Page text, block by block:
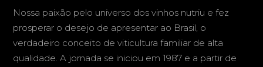
Nossa paixão pelo universo dos vinhos nutriu e fez
prosperar o desejo de apresentar ao Brasil, o
verdadeiro conceito de viticultura familiar de alta
qualidade. A jornada se iniciou em 1987 e a partir de